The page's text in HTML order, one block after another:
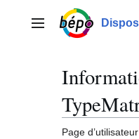
contenuMenu principal
Page d’utilisateur